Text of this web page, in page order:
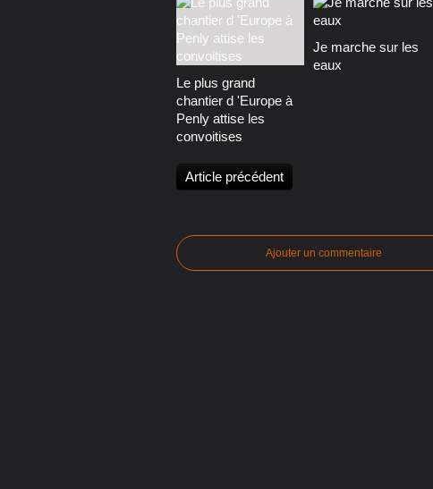
Le plus grand
chantier d 'Europe à
Penly attise les
convoitises
Je marche sur les
eaux
Article précédent
Ajouter un commentaire